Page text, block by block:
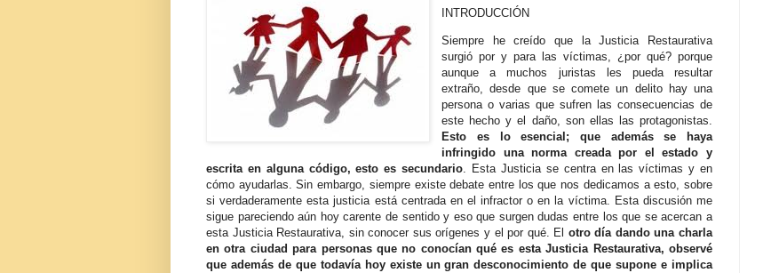
INTRODUCCIÓN
Siempre he creído que la Justicia Restaurativa
surgió por y para las víctimas, ¿por qué? porque
aunque a muchos juristas les pueda resultar
extraño, desde que se comete un delito hay una
persona o varias que sufren las consecuencias de
este hecho y el daño, son ellas las protagonistas.
Esto es lo esencial; que además se haya
infringido una norma creada por el estado y
escrita en alguna código, esto es secundario. Esta Justicia se centra en las víctimas y en
cómo ayudarlas. Sin embargo, siempre existe debate entre los que nos dedicamos a esto, sobre
si verdaderamente esta justicia está centrada en el infractor o en la víctima. Esta discusión me
sigue pareciendo aún hoy carente de sentido y eso que surgen dudas entre los que se acercan a
esta Justicia Restaurativa, sin conocer sus orígenes y el por qué. El otro día dando una charla
en otra ciudad para personas que no conocían qué es esta Justicia Restaurativa, observé
que además de que todavía hoy existe un gran desconocimiento de que supone e implica